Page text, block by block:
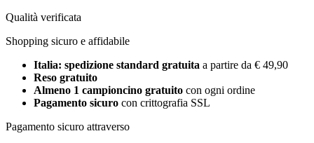
Qualità verificata
Shopping sicuro e affidabile
Italia: spedizione standard gratuita a partire da € 49,90
Reso gratuito
Almeno 1 campioncino gratuito con ogni ordine
Pagamento sicuro con crittografia SSL
Pagamento sicuro attraverso